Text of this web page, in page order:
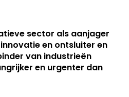
sector als aanjager
en ontsluiter en
van industrieën
en urgenter dan